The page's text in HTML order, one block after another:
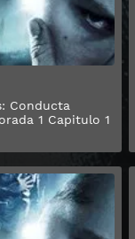
Conducta
1 Capitulo 1